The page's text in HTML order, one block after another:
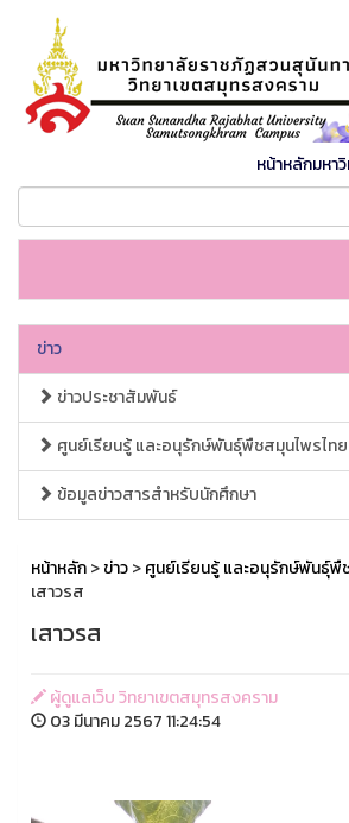
หน้าหลักมหา
ข่าว
ข่าวประชาสัมพันธ์
ศูนย์เรียนรู้ และอนุรักษ์พันธุ์พืชสมุนไพรไทย
ข้อมูลข่าวสารสำหรับนักศึกษา
หน้าหลัก>ข่าว>ศูนย์เรียนรู้ และอนุรักษ์พันธุ์พื
เสาวรส
เสาวรส
ผู้ดูแลเว็บ วิทยาเขตสมุทรสงคราม
03 มีนาคม 2567 11:24:54